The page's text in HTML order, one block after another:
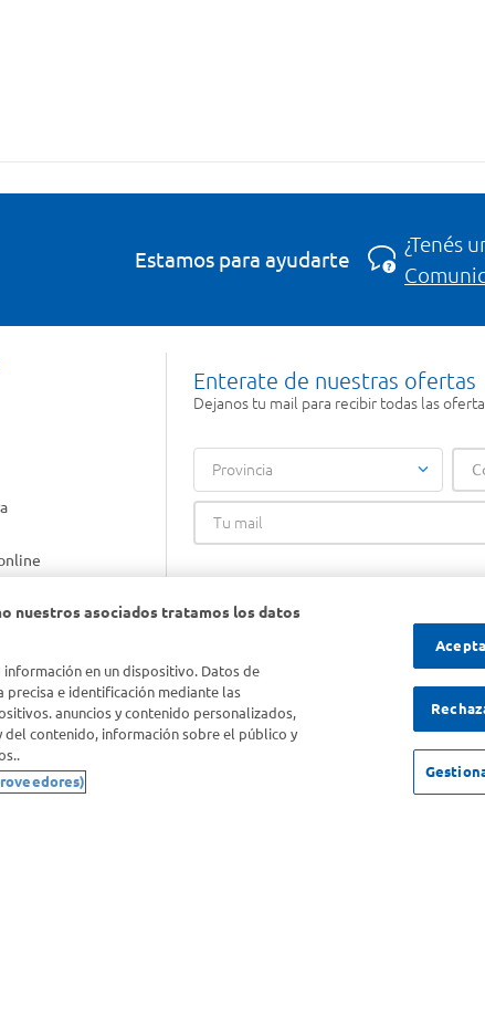
Estamos para ayudarte
¿Tenés
Enterate de nuestras ofertas
Dejanos tu mail para recibir todas las
Provincia
nuestros asociados tratamos los datos
información en un dispositivo. Datos de
precisa e identificación mediante las
anuncios y contenido personalizados,
del contenido, información sobre el público y